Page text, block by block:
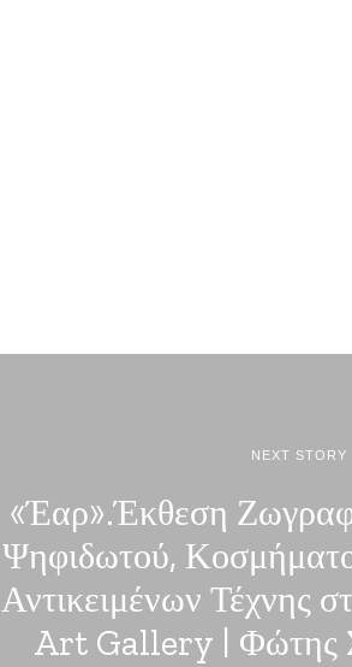
NEXT STORY
«Έαρ».Έκθεση
Ψηφιδωτού,
Αντικειμένων Τέχνης
Art Gallery | Φώτης